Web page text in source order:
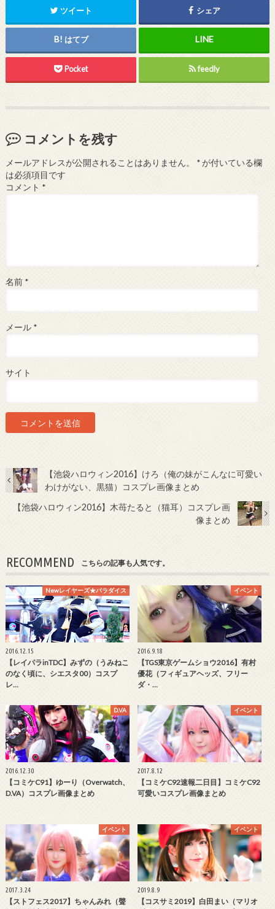
ツイート シェア
はてブ
Pocket feedly
コメントを残す
メールアドレスが公開されることはありません。 *が付いている欄
は必須項目です
コメント *
名前 *
メール *
サイト
【池袋ハロウィン2016】けろ（俺の妹がこんなに可愛い
わけがない、黒猫）コスプレ画像まとめ
【池袋ハロウィン2016】木苺たると（猫耳）コスプレ画
像まとめ
RECOMMEND こちらの記事も人気です。
Newレイヤーズ★パラダイス
2016.12.15
【レイパラinTDC】みずの（うみねこ
のなく頃に、シエスタ00）コスプ
レ…
イベント
2016.9.18
【TGS東京ゲームショウ2016】有村
優花（フィギュアヘッズ、フリー
ダ・…
D.VA
2016.12.30
【コミケC91】ゆーり（Overwatch、
D.VA）コスプレ画像まとめ
イベント
2017.8.12
【コミケC92速報二日目】コミケC92
可愛いコスプレ画像まとめ
イベント
2017.3.24
【ストフェス2017】ちゃんみれ（聲
イベント
2019.8.9
【コスサミ2019】白田まい（マリオ